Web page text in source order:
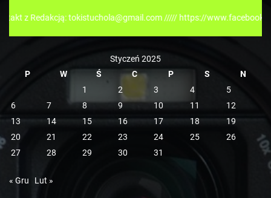
i
e
tokistuchola@gmail.com ///// https://www.facebook.com/
Styczeń 2025
P
W Ś C P S
N
1
2 3 4
5
6
7 8 9 10 11
12
13
14 15 16 17 18
19
20
21 22 23 24 25
26
27
28 29 30 31
« Gru Lut »